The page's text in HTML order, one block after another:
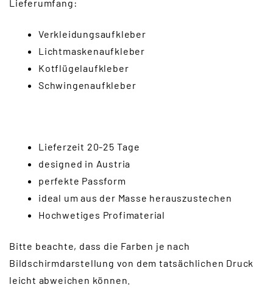
Lieferumfang:
Verkleidungsaufkleber
Lichtmaskenaufkleber
Kotflügelaufkleber
Schwingenaufkleber
Lieferzeit 20-25 Tage
designed in Austria
perfekte Passform
ideal um aus der Masse herauszustechen
Hochwetiges Profimaterial
Bitte beachte, dass die Farben je nach
Bildschirmdarstellung von dem tatsächlichen Druck
leicht abweichen können.